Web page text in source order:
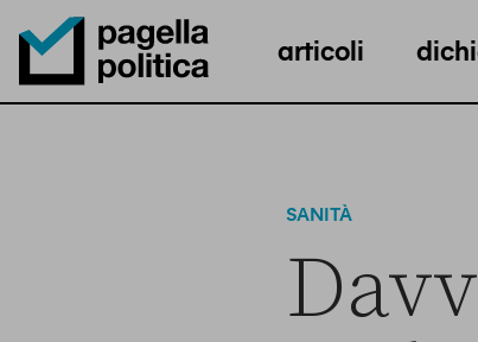
Pagella Politica Logo
articoli
SANITÀ